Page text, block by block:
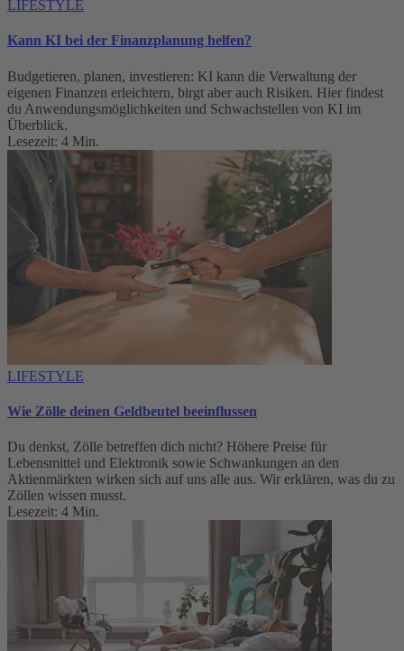
LIFESTYLE
Kann KI bei der Finanzplanung helfen?
Budgetieren, planen, investieren: KI kann die Verwaltung der
eigenen Finanzen erleichtern, birgt aber auch Risiken. Hier findest
du Anwendungsmöglichkeiten und Schwachstellen von KI im
Überblick.
Lesezeit: 4 Min.
LIFESTYLE
Wie Zölle deinen Geldbeutel beeinflussen
Du denkst, Zölle betreffen dich nicht? Höhere Preise für
Lebensmittel und Elektronik sowie Schwankungen an den
Aktienmärkten wirken sich auf uns alle aus. Wir erklären, was du zu
Zöllen wissen musst.
Lesezeit: 4 Min.